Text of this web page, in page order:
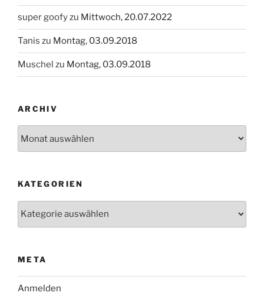
super goofyzu Mittwoch, 20.07.2022
Tanis zu Montag, 03.09.2018
Muschel zu Montag, 03.09.2018
ARCHIV
KATEGORIEN
META
Anmelden